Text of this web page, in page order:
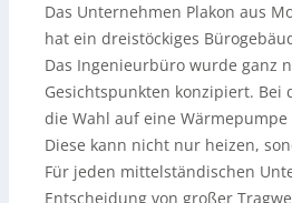
Das Unternehmen Plakon aus
hat ein dreistöckiges
Das Ingenieurbüro wurde ganz
Gesichtspunkten konzipiert. Bei
die Wahl auf eine
Diese kann nicht nur heizen,
Für jeden mittelständischen
Entscheidung von großer